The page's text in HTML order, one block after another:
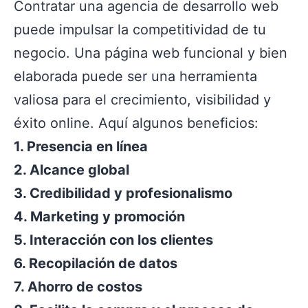
Contratar una agencia de desarrollo web
puede impulsar la competitividad de tu
negocio. Una página web funcional y bien
elaborada puede ser una herramienta
valiosa para el crecimiento, visibilidad y
éxito online. Aquí algunos beneficios:
1. Presencia en línea
2. Alcance global
3. Credibilidad y profesionalismo
4. Marketing y promoción
5. Interacción con los clientes
6. Recopilación de datos
7. Ahorro de costos